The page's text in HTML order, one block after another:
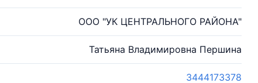
ООО "УК ЦЕНТРАЛЬНОГО РАЙОНА"
Татьяна Владимировна Першина
3444173378